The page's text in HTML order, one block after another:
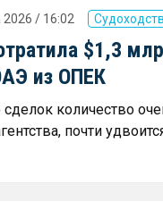
2026 / 16:02
$1,3
из ОПЕК
сделок количество
почти